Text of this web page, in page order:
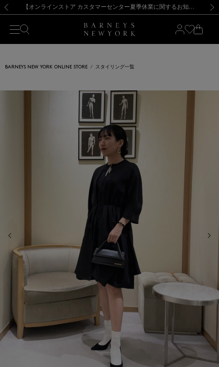
新規登録のお客様も対象！＜MY BARNEYS＞会員のお客様は11,000円（税込）以上のお買上げで常時送料無料！お買い物の際は会員登録を！
【夏季休業に伴う出荷一時停止のお知らせ】(2026.8.7) 【オンラインストア カスタマーセンター夏季休業に関するお知らせ】（2026.8.7）
【夏季休業に伴う返品・交換承り一時停止のお知らせ】（2026.8.5）
熊本県を中心とした地震の影響によるお荷物のお届けについて
【開催中】SUMMER SALEのご案内・ご注意事項 新規登録のお客様も対象！＜MY BARNEYS＞会員のお客様は11,000円（税込）以上のお買上げで常時送料無料！お買い物の際は会員登録を！
【夏季休業に伴う出荷一時停止のお知らせ】(2026.8.7)
BARNEYS NEW YORK ONLINE STORE スタイリング一覧